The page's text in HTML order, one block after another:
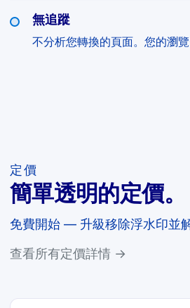
無追蹤
不分析您轉換的頁面。您的瀏覽
定價
簡單透明的定價。
免費開始 — 升級移除浮水印並
查看所有定價詳情 →